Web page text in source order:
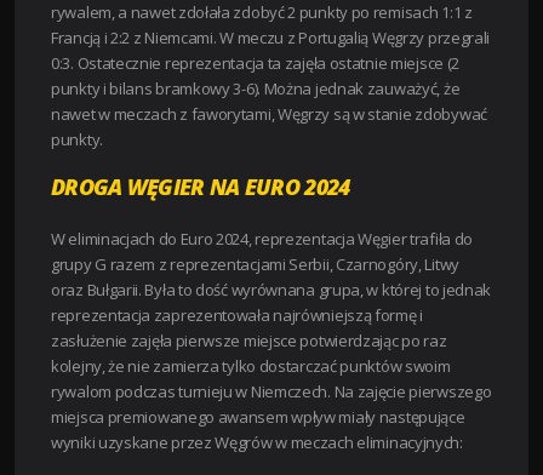
rywalem, a nawet zdołała zdobyć 2 punkty po remisach 1:1 z
Francją i 2:2 z Niemcami. W meczu z Portugalią Węgrzy przegrali
0:3. Ostatecznie reprezentacja ta zajęła ostatnie miejsce (2
punkty i bilans bramkowy 3-6). Można jednak zauważyć, że
nawet w meczach z faworytami, Węgrzy są w stanie zdobywać
punkty.
DROGA WĘGIER NA EURO 2024
W eliminacjach do Euro 2024, reprezentacja Węgier trafiła do
grupy G razem z reprezentacjami Serbii, Czarnogóry, Litwy
oraz Bułgarii. Była to dość wyrównana grupa, w której to jednak
reprezentacja zaprezentowała najrówniejszą formę i
zasłużenie zajęła pierwsze miejsce potwierdzając po raz
kolejny, że nie zamierza tylko dostarczać punktów swoim
rywalom podczas turnieju w Niemczech. Na zajęcie pierwszego
miejsca premiowanego awansem wpływ miały następujące
wyniki uzyskane przez Węgrów w meczach eliminacyjnych: